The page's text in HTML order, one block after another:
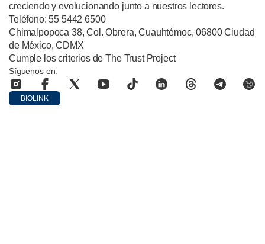
creciendo y evolucionando junto a nuestros lectores.
Teléfono: 55 5442 6500
Chimalpopoca 38, Col. Obrera, Cuauhtémoc, 06800 Ciudad
de México, CDMX
Cumple los criterios de The Trust Project
Síguenos en:
BIOLINK